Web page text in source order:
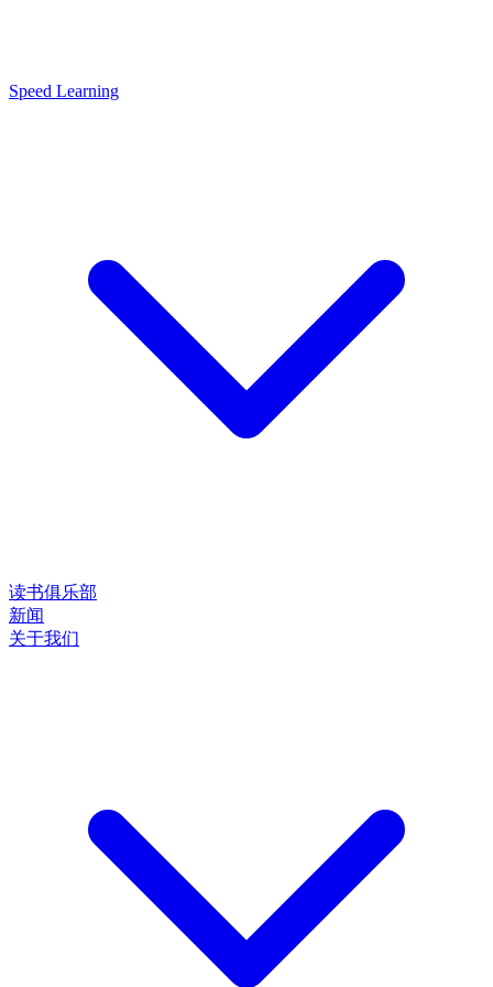
Speed Learning
读书俱乐部
新闻
关于我们